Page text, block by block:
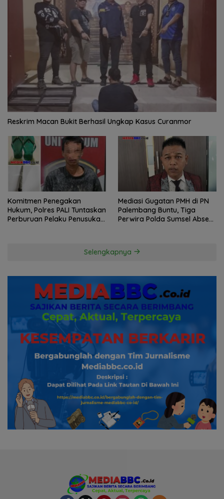
Reskrim Macan Bukit Berhasil Ungkap Kasus Curanmor
Komitmen Penegakan
Hukum, Polres PALI Tuntaskan
Perburuan Pelaku Penusukan
Mediasi Gugatan PMH di PN
Palembang Buntu, Tiga
Perwira Polda Sumsel Absen,
Selengkapnya